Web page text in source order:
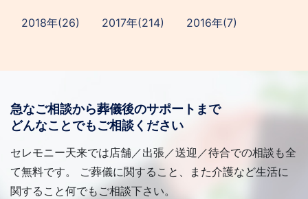
2018年(26) 2017年(214) 2016年(7)
急なご相談から葬儀後のサポートまで
どんなことでもご相談ください
セレモニー天来では店舗／出張／送迎／待合での相談も全
て無料です。 ご葬儀に関すること、また介護など生活に
関すること何でもご相談下さい。